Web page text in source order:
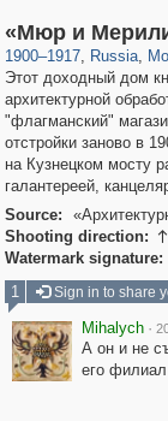
«Мюр и
1900–1917, Russia,
319,968
Этот доходный дом
архитектурной
"флагманский"
отстройки заново в
на Кузнецком мосту
галантереей,
Source:
Shooting direction: 
Watermark signature:
1
Sign in to share
Mihalych ·
А он и не
его